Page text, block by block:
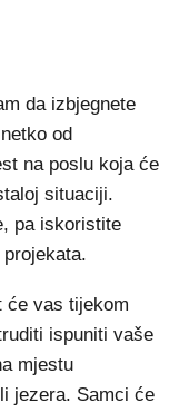
da izbjegnete
od
na poslu koja će
situaciji.
pa iskoristite
će vas tijekom
ispuniti vaše
mjestu
jezera. Samci će